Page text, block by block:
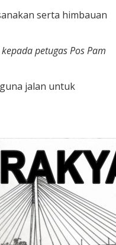
serta himbauan
petugas Pos Pam
jalan untuk